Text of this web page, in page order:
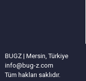
BUGZ | Mersin, Türkiye
info@bug-z.com
Tüm hakları saklıdır.